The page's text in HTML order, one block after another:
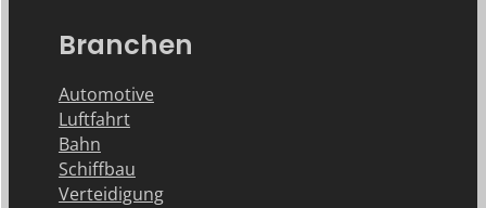
Branchen
Automotive
Luftfahrt
Bahn
Schiffbau
Verteidigung